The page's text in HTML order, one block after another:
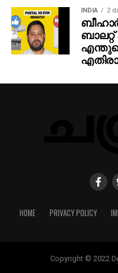
INDIA 2
ബാലറ്റ്
HOME PRIVACY POLICY
Copyright © 2022